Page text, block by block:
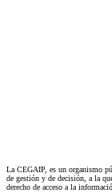
La CEGAIP, es un organismo
de gestión y de decisión, a la
derecho de acceso a la